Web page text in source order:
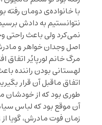
با خانواده‌ی دومان
نتوانستیم به دادش
نمی‌کرد ولی باعث راحتی
اصل وجدان خواهر و
مرگ خانم لورپایُر اتفاق
لهستانی بودن راننده
اتفاق ماقبل آن قرار
طوری بود که از خودشان
آن موقع بود که لباس
زمان فوت مادرش، گویا